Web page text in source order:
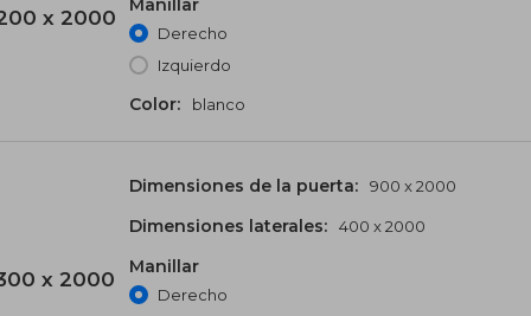
x 2000
Manillar
Derecho
Izquierdo
Color: blanco
x 2000
Dimensiones de la puerta: 900 x 2000
Dimensiones laterales: 400 x 2000
Manillar
Derecho